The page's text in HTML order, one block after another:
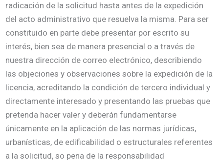
radicación de la solicitud hasta antes de la expedición
del acto administrativo que resuelva la misma. Para ser
constituido en parte debe presentar por escrito su
interés, bien sea de manera presencial o a través de
nuestra dirección de correo electrónico, describiendo
las objeciones y observaciones sobre la expedición de la
licencia, acreditando la condición de tercero individual y
directamente interesado y presentando las pruebas que
pretenda hacer valer y deberán fundamentarse
únicamente en la aplicación de las normas jurídicas,
urbanísticas, de edificabilidad o estructurales referentes
a la solicitud, so pena de la responsabilidad